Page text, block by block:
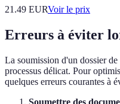
21.49 EURVoir le prix
Erreurs à éviter
La soumission d'un dossier
processus délicat. Pour
quelques erreurs courantes à